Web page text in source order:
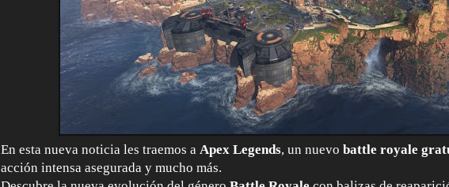
En esta nueva noticia les traemos a Apex Legends, un nuevo battle royale
acción intensa asegurada y mucho más.